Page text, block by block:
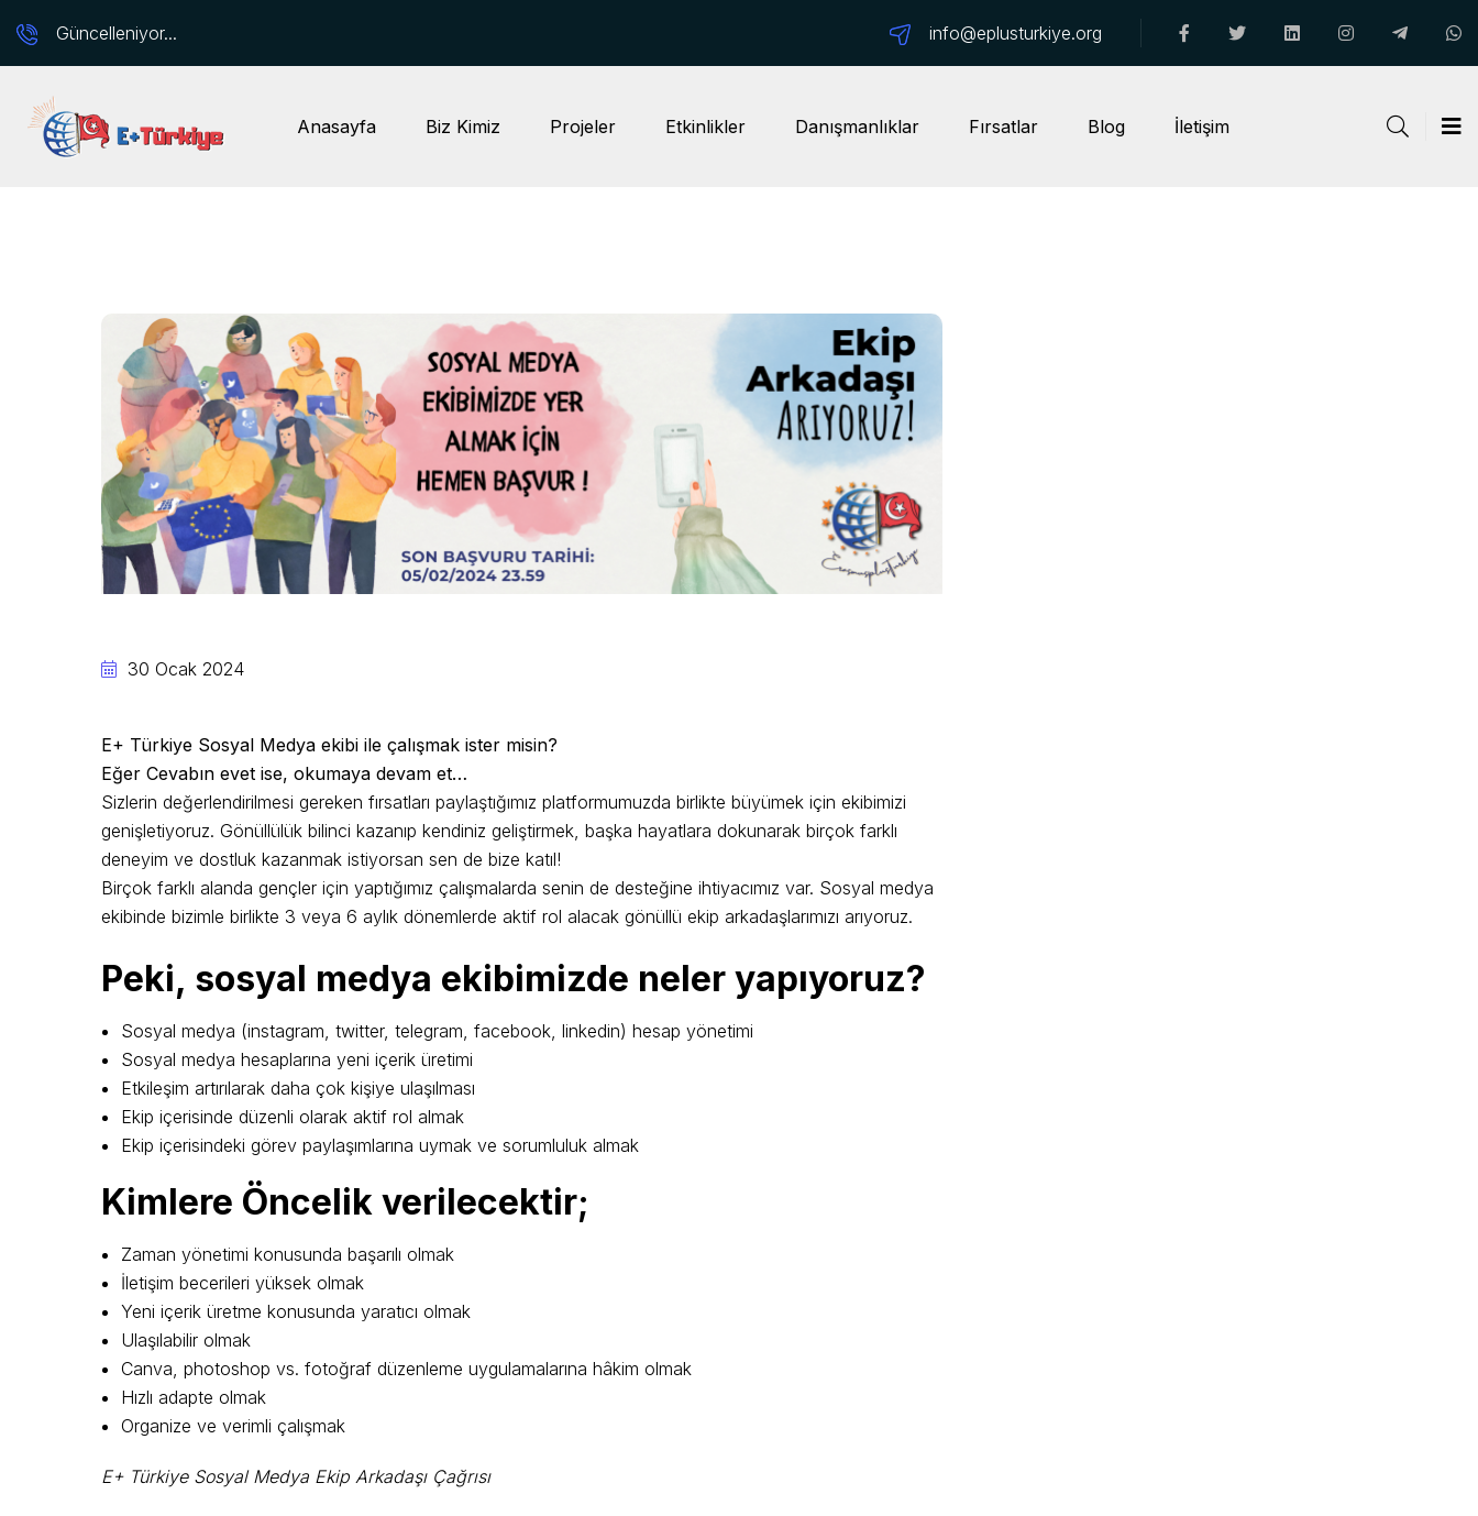
Güncelleniyor... info@eplusturkiye.org
Anasayfa Biz Kimiz Projeler Etkinlikler Danışmanlıklar Fırsatlar Blog İletişim
30 Ocak 2024
E+ Türkiye Sosyal Medya ekibi ile çalışmak ister misin?
Eğer Cevabın evet ise, okumaya devam et…
Sizlerin değerlendirilmesi gereken fırsatları paylaştığımız platformumuzda birlikte büyümek için ekibimizi
genişletiyoruz. Gönüllülük bilinci kazanıp kendiniz geliştirmek, başka hayatlara dokunarak birçok farklı
deneyim ve dostluk kazanmak istiyorsan sen de bize katıl!
Birçok farklı alanda gençler için yaptığımız çalışmalarda senin de desteğine ihtiyacımız var. Sosyal medya
ekibinde bizimle birlikte 3 veya 6 aylık dönemlerde aktif rol alacak gönüllü ekip arkadaşlarımızı arıyoruz.
Peki, sosyal medya ekibimizde neler yapıyoruz?
Sosyal medya (instagram, twitter, telegram, facebook, linkedin) hesap yönetimi
Sosyal medya hesaplarına yeni içerik üretimi
Etkileşim artırılarak daha çok kişiye ulaşılması
Ekip içerisinde düzenli olarak aktif rol almak
Ekip içerisindeki görev paylaşımlarına uymak ve sorumluluk almak
Kimlere Öncelik verilecektir;
Zaman yönetimi konusunda başarılı olmak
İletişim becerileri yüksek olmak
Yeni içerik üretme konusunda yaratıcı olmak
Ulaşılabilir olmak
Canva, photoshop vs. fotoğraf düzenleme uygulamalarına hâkim olmak
Hızlı adapte olmak
Organize ve verimli çalışmak
E+ Türkiye Sosyal Medya Ekip Arkadaşı Çağrısı